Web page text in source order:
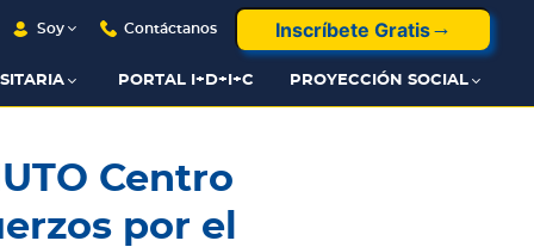
Soy Contáctanos Inscríbete Gratis
PORTAL I+D+I+C PROYECCIÓN SOCIAL
Centro
por el